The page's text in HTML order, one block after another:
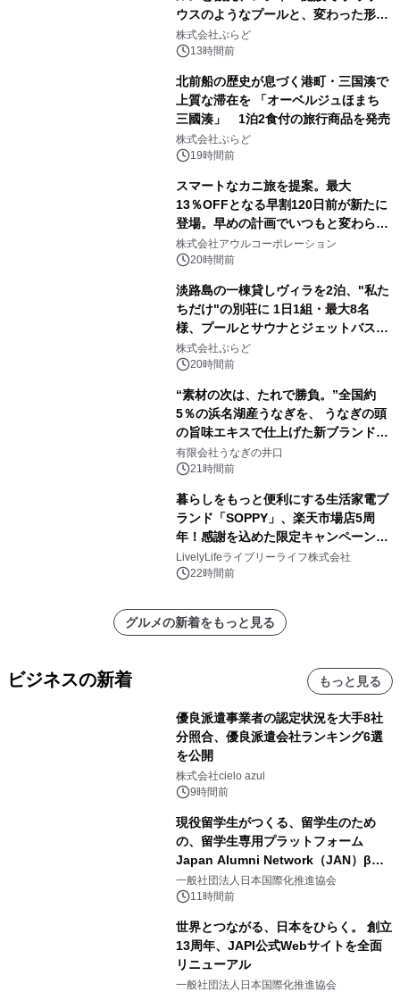
ウスのようなプールと、変わった形の
サウナも 「THE BOXY AWAJI」のお
得な素泊まり連泊プランで
株式会社ぷらど
13時間前
北前船の歴史が息づく港町・三国湊で
上質な滞在を 「オーベルジュほまち
三國湊」 1泊2食付の旅行商品を発売
株式会社ぷらど
19時間前
スマートなカニ旅を提案。最大
13％OFFとなる早割120日前が新たに
登場。早めの計画でいつもと変わらぬ
大人の冬旅を。ー夕日ヶ浦温泉「佳松
苑 別邸ふうか」ー
株式会社アウルコーポレーション
20時間前
淡路島の一棟貸しヴィラを2泊、"私た
ちだけ"の別荘に 1日1組・最大8名
様、プールとサウナとジェットバス付
きで Villa Mon Temps AWAJIの連泊
素泊りプラン
株式会社ぷらど
20時間前
“素材の次は、たれで勝負。”全国約
5％の浜名湖産うなぎを、 うなぎの頭
の旨味エキスで仕上げた新ブランド
「井口の誉」誕生
有限会社うなぎの井口
21時間前
暮らしをもっと便利にする生活家電ブ
ランド「SOPPY」、楽天市場店5周
年！感謝を込めた限定キャンペーンを
8月10日より開催
LivelyLifeライブリーライフ株式会社
22時間前
グルメの新着をもっと見る
ビジネスの新着 もっと見る
優良派遣事業者の認定状況を大手8社
分照合、優良派遣会社ランキング6選
を公開
株式会社cielo azul
9時間前
現役留学生がつくる、留学生のため
の、留学生専用プラットフォーム
Japan Alumni Network（JAN）β版
をリリース
一般社団法人日本国際化推進協会
11時間前
世界とつながる、日本をひらく。 創立
13周年、JAPI公式Webサイトを全面
リニューアル
一般社団法人日本国際化推進協会